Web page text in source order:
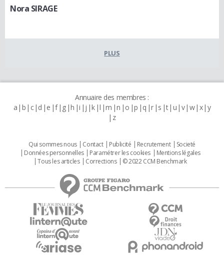
Nora SIRAGE
PLUS
Annuaire des membres :
a b c d e f g h i j k l m n o p q r s t u v w x y
z
Qui sommes nous Contact Publicité Recrutement
Societé
Données personnelles
Paramétrer les cookies
Mentions légales
Tous les articles
Corrections © 2022 CCM Benchmark